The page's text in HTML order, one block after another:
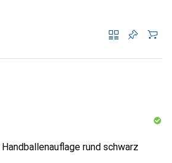
rund schwarz